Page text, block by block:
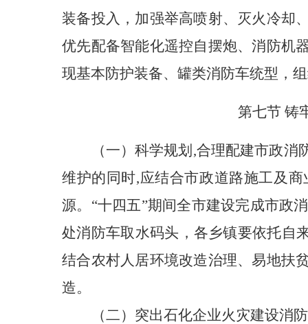
装备投入，加强举高喷射、灭火冷却
优先配备智能化遥控自摆炮、消防机
现基本防护装备、罐类消防车统型，
第七节 铸
（一）科学规划,合理配建市政消
维护的同时,应结合市政道路施工及
源。“十四五”期间全市建设完成市政
处消防车取水码头，各乡镇要依托自
结合农村人居环境改造治理、易地扶
造。
（二）突出石化企业火灾建设消